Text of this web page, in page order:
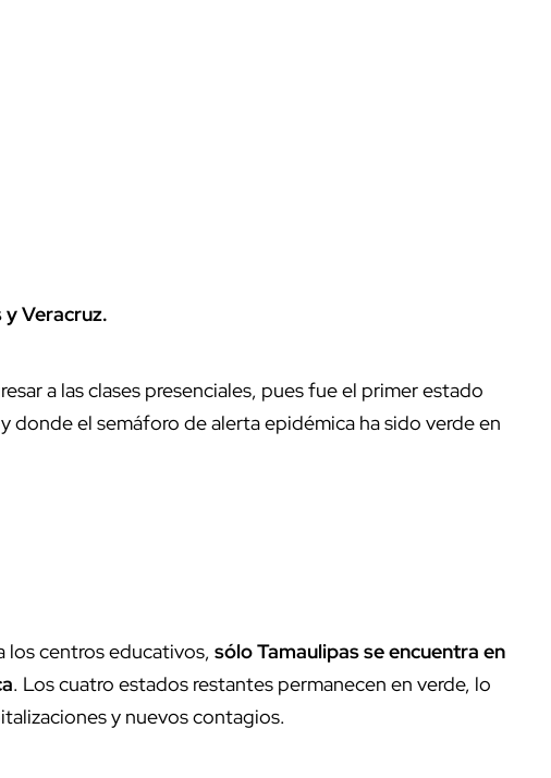
y Veracruz.
a las clases presenciales, pues fue el primer estado
donde el semáforo de alerta epidémica ha sido verde en
los centros educativos, sólo Tamaulipas se encuentra en
. Los cuatro estados restantes permanecen en verde, lo
y nuevos contagios.